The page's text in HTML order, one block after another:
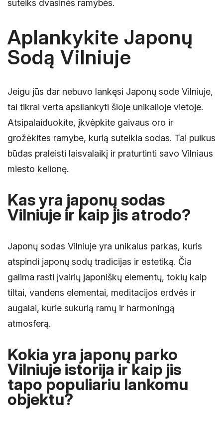
suteiks dvasinės ramybės.
Aplankykite Japonų
Sodą Vilniuje
Jeigu jūs dar nebuvo lankęsi Japonų sode Vilniuje,
tai tikrai verta apsilankyti šioje unikalioje vietoje.
Atsipalaiduokite, įkvėpkite gaivaus oro ir
grožėkites ramybe, kurią suteikia sodas. Tai puikus
būdas praleisti laisvalaikį ir praturtinti savo Vilniaus
miesto kelionę.
Kas yra japonų sodas
Vilniuje ir kaip jis atrodo?
Japonų sodas Vilniuje yra unikalus parkas, kuris
atspindi japonų sodų tradicijas ir estetiką. Čia
galima rasti įvairių japoniškų elementų, tokių kaip
tiltai, vandens elementai, meditacijos erdvės ir
augalai, kurie sukurią ramų ir harmoningą
atmosferą.
Kokia yra japonų parko
Vilniuje istorija ir kaip jis
tapo populiariu lankomu
objektu?